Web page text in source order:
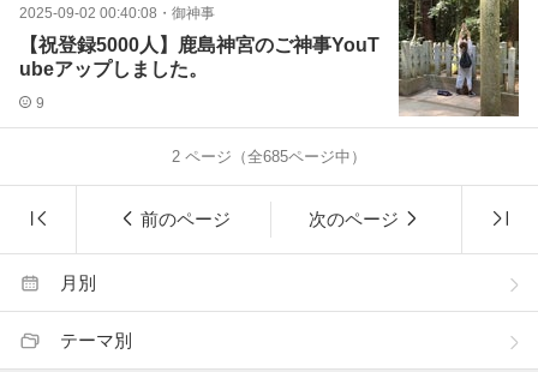
2025-09-02 00:40:08 ・ 御神事
【祝登録5000人】鹿島神宮のご神事YouT
ubeアップしました。
9
2 ページ（全685ページ中）
前のページ 次のページ
月別
テーマ別